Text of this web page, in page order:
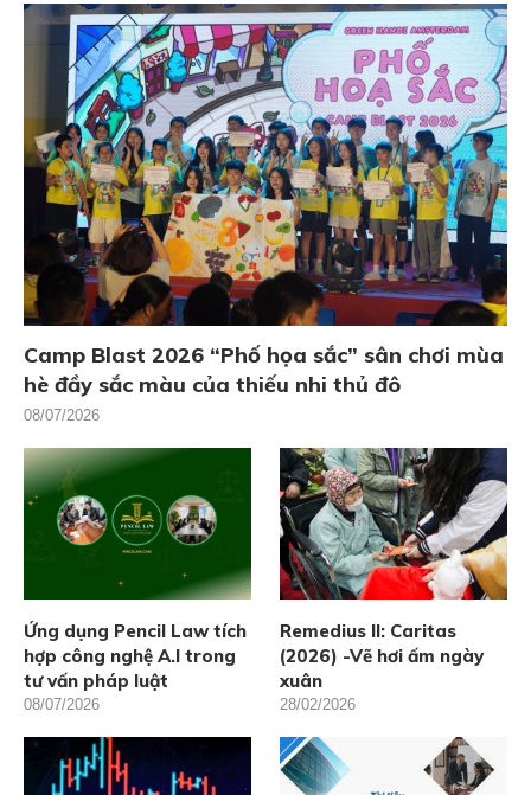
Camp Blast 2026 “Phố họa sắc” sân chơi mùa
hè đầy sắc màu của thiếu nhi thủ đô
08/07/2026
Ứng dụng Pencil Law tích
hợp công nghệ A.I trong
tư vấn pháp luật
08/07/2026
Remedius II: Caritas
(2026) -Vẽ hơi ấm ngày
xuân
28/02/2026